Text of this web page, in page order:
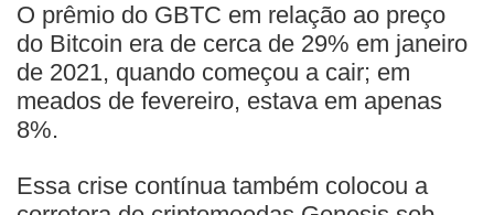
O prêmio do GBTC em relação ao preço
do Bitcoin era de cerca de 29% em janeiro
de 2021, quando começou a cair; em
meados de fevereiro, estava em apenas
8%.
Essa crise contínua também colocou a